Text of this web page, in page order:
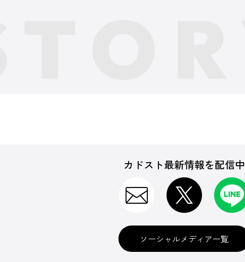
カドスト最新情報を配信中
ソーシャルメディア一覧